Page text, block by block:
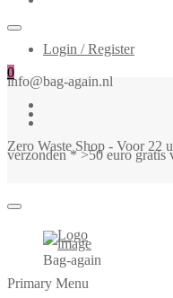
Login / Register
0
info@bag-again.nl
Zero Waste Shop - Voor 22
verzonden * >50 euro gratis
Bag-again
Primary Menu